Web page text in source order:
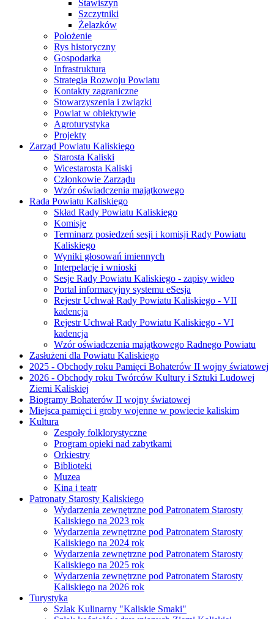
Stawiszyn
Szczytniki
Żelazków
Położenie
Rys historyczny
Gospodarka
Infrastruktura
Strategia Rozwoju Powiatu
Kontakty zagraniczne
Stowarzyszenia i związki
Powiat w obiektywie
Agroturystyka
Projekty
Zarząd Powiatu Kaliskiego
Starosta Kaliski
Wicestarosta Kaliski
Członkowie Zarządu
Wzór oświadczenia majątkowego
Rada Powiatu Kaliskiego
Skład Rady Powiatu Kaliskiego
Komisje
Terminarz posiedzeń sesji i komisji Rady Powiatu
Kaliskiego
Wyniki głosowań imiennych
Interpelacje i wnioski
Sesje Rady Powiatu Kaliskiego - zapisy wideo
Portal informacyjny systemu eSesja
Rejestr Uchwał Rady Powiatu Kaliskiego - VII
kadencja
Rejestr Uchwał Rady Powiatu Kaliskiego - VI
kadencja
Wzór oświadczenia majątkowego Radnego Powiatu
Zasłużeni dla Powiatu Kaliskiego
2025 - Obchody roku Pamięci Bohaterów II wojny światowej
2026 - Obchody roku Twórców Kultury i Sztuki Ludowej
Ziemi Kaliskiej
Biogramy Bohaterów II wojny światowej
Miejsca pamięci i groby wojenne w powiecie kaliskim
Kultura
Zespoły folklorystyczne
Program opieki nad zabytkami
Orkiestry
Biblioteki
Muzea
Kina i teatr
Patronaty Starosty Kaliskiego
Wydarzenia zewnętrzne pod Patronatem Starosty
Kaliskiego na 2023 rok
Wydarzenia zewnętrzne pod Patronatem Starosty
Kaliskiego na 2024 rok
Wydarzenia zewnętrzne pod Patronatem Starosty
Kaliskiego na 2025 rok
Wydarzenia zewnętrzne pod Patronatem Starosty
Kaliskiego na 2026 rok
Turystyka
Szlak Kulinarny "Kaliskie Smaki"